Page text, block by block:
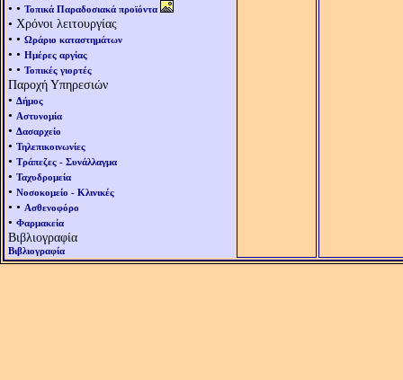
• • Τοπικά Παραδοσιακά προϊόντα
• Χρόνοι λειτουργίας
• • Ωράριο καταστημάτων
• • Ημέρες αργίας
• • Τοπικές γιορτές
Παροχή Υπηρεσιών
• Δήμος
• Αστυνομία
• Δασαρχείο
• Τηλεπικοινωνίες
• Τράπεζες - Συνάλλαγμα
• Ταχυδρομεία
• Νοσοκομείο - Κλινικές
• • Ασθενοφόρο
• Φαρμακεία
Βιβλιογραφία
Βιβλιογραφία